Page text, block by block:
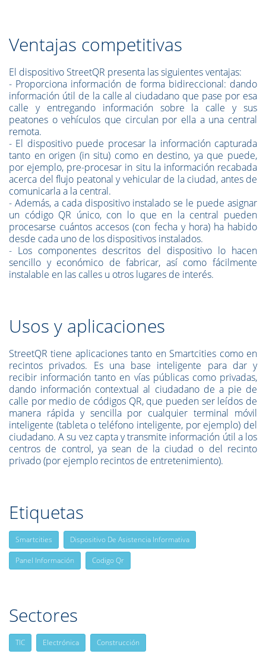
Ventajas competitivas
El dispositivo StreetQR presenta las siguientes ventajas:
- Proporciona información de forma bidireccional: dando
información útil de la calle al ciudadano que pase por esa
calle y entregando información sobre la calle y sus
peatones o vehículos que circulan por ella a una central
remota.
- El dispositivo puede procesar la información capturada
tanto en origen (in situ) como en destino, ya que puede,
por ejemplo, pre-procesar in situ la información recabada
acerca del flujo peatonal y vehicular de la ciudad, antes de
comunicarla a la central.
- Además, a cada dispositivo instalado se le puede asignar
un código QR único, con lo que en la central pueden
procesarse cuántos accesos (con fecha y hora) ha habido
desde cada uno de los dispositivos instalados.
- Los componentes descritos del dispositivo lo hacen
sencillo y económico de fabricar, así como fácilmente
instalable en las calles u otros lugares de interés.
Usos y aplicaciones
StreetQR tiene aplicaciones tanto en Smartcities como en
recintos privados. Es una base inteligente para dar y
recibir información tanto en vías públicas como privadas,
dando información contextual al ciudadano de a pie de
calle por medio de códigos QR, que pueden ser leídos de
manera rápida y sencilla por cualquier terminal móvil
inteligente (tableta o teléfono inteligente, por ejemplo) del
ciudadano. A su vez capta y transmite información útil a los
centros de control, ya sean de la ciudad o del recinto
privado (por ejemplo recintos de entretenimiento).
Etiquetas
Smartcities Dispositivo De Asistencia Informativa
Panel Información Codigo Qr
Sectores
TIC Electrónica Construcción